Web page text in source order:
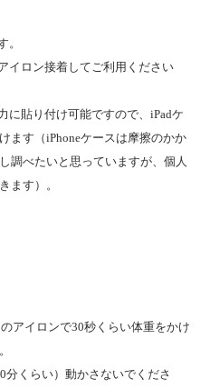
。
イロン接着してご利用ください
に貼り付け可能ですので、iPadケ
ます（iPhoneケースは摩擦のかか
調べたいと思っていますが、個人
ます）。
アイロンで30秒くらい体重をかけ
くらい）動かさないでくださ